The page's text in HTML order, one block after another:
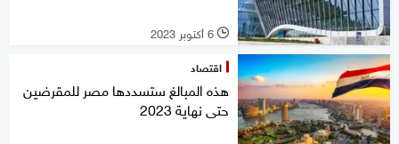
l 6 أكتوبر 2023
اقتصاد
هذه المبالغ ستسددها مصر للمقرضين
حتى نهاية 2023